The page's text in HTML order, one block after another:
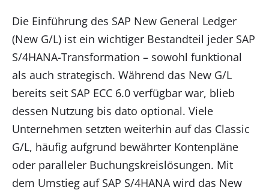
Die Einführung des SAP New General Ledger
(New G/L) ist ein wichtiger Bestandteil jeder SAP
S/4HANA-Transformation – sowohl funktional
als auch strategisch. Während das New G/L
bereits seit SAP ECC 6.0 verfügbar war, blieb
dessen Nutzung bis dato optional. Viele
Unternehmen setzten weiterhin auf das Classic
G/L, häufig aufgrund bewährter Kontenpläne
oder paralleler Buchungskreislösungen. Mit
dem Umstieg auf SAP S/4HANA wird das New